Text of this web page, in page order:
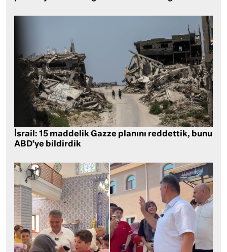
İsrail: 15 maddelik Gazze planını reddettik, bunu
ABD’ye bildirdik